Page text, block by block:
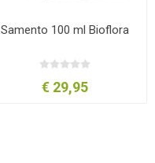
Samento 100 ml Bioflora
€ 29,95